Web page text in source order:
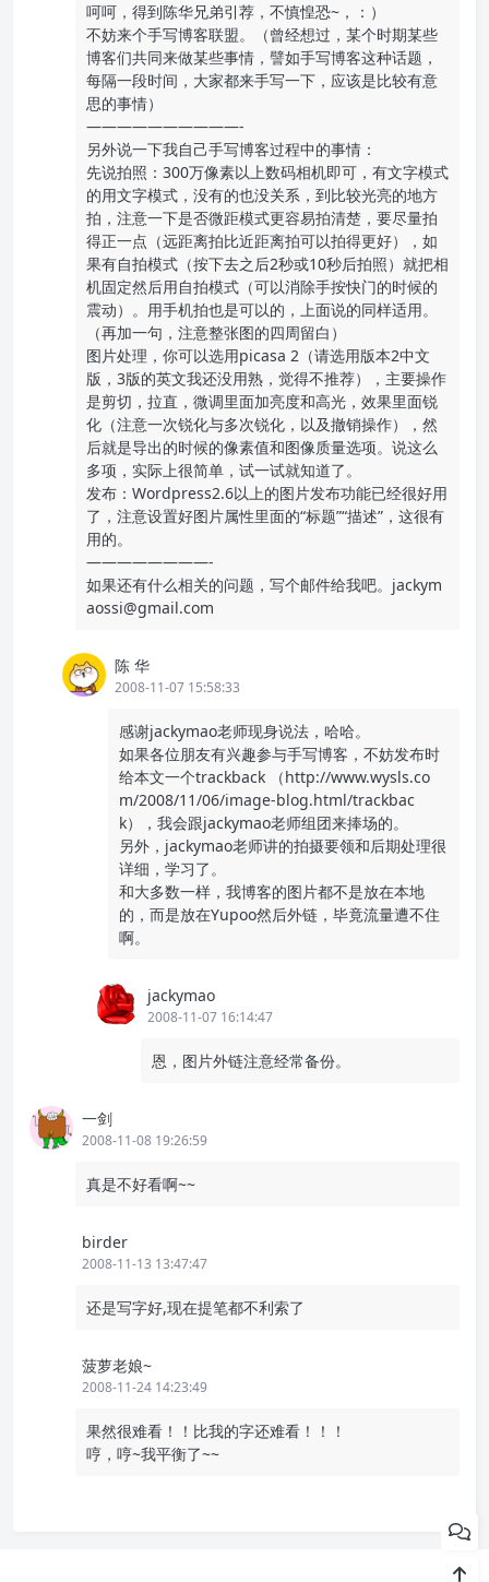
呵呵，得到陈华兄弟引荐，不慎惶恐~，：）
不妨来个手写博客联盟。（曾经想过，某个时期某些
博客们共同来做某些事情，譬如手写博客这种话题，
每隔一段时间，大家都来手写一下，应该是比较有意
思的事情）
——————————-
另外说一下我自己手写博客过程中的事情：
先说拍照：300万像素以上数码相机即可，有文字模式
的用文字模式，没有的也没关系，到比较光亮的地方
拍，注意一下是否微距模式更容易拍清楚，要尽量拍
得正一点（远距离拍比近距离拍可以拍得更好），如
果有自拍模式（按下去之后2秒或10秒后拍照）就把相
机固定然后用自拍模式（可以消除手按快门的时候的
震动）。用手机拍也是可以的，上面说的同样适用。
（再加一句，注意整张图的四周留白）
图片处理，你可以选用picasa 2（请选用版本2中文
版，3版的英文我还没用熟，觉得不推荐），主要操作
是剪切，拉直，微调里面加亮度和高光，效果里面锐
化（注意一次锐化与多次锐化，以及撤销操作），然
后就是导出的时候的像素值和图像质量选项。说这么
多项，实际上很简单，试一试就知道了。
发布：Wordpress2.6以上的图片发布功能已经很好用
了，注意设置好图片属性里面的“标题”“描述”，这很有
用的。
————————-
如果还有什么相关的问题，写个邮件给我吧。jackym
aossi@gmail.com
陈 华
2008-11-07 15:58:33
感谢jackymao老师现身说法，哈哈。
如果各位朋友有兴趣参与手写博客，不妨发布时
给本文一个trackback （http://www.wysls.co
m/2008/11/06/image-blog.html/trackbac
k），我会跟jackymao老师组团来捧场的。
另外，jackymao老师讲的拍摄要领和后期处理很
详细，学习了。
和大多数一样，我博客的图片都不是放在本地
的，而是放在Yupoo然后外链，毕竟流量遭不住
啊。
jackymao
2008-11-07 16:14:47
恩，图片外链注意经常备份。
一剑
2008-11-08 19:26:59
真是不好看啊~~
birder
2008-11-13 13:47:47
还是写字好,现在提笔都不利索了
菠萝老娘~
2008-11-24 14:23:49
果然很难看！！比我的字还难看！！！
哼，哼~我平衡了~~